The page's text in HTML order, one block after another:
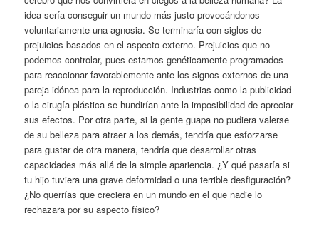
idea sería conseguir un mundo más justo provocándonos
voluntariamente una agnosia. Se terminaría con siglos de
prejuicios basados en el aspecto externo. Prejuicios que no
podemos controlar, pues estamos genéticamente programados
para reaccionar favorablemente ante los signos externos de una
pareja idónea para la reproducción. Industrias como la publicidad
o la cirugía plástica se hundirían ante la imposibilidad de apreciar
sus efectos. Por otra parte, si la gente guapa no pudiera valerse
de su belleza para atraer a los demás, tendría que esforzarse
para gustar de otra manera, tendría que desarrollar otras
capacidades más allá de la simple apariencia. ¿Y qué pasaría si
tu hijo tuviera una grave deformidad o una terrible desfiguración?
¿No querrías que creciera en un mundo en el que nadie lo
rechazara por su aspecto físico?